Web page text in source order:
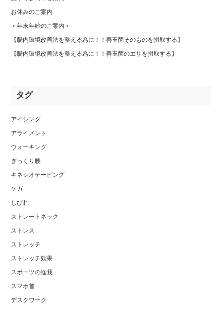
お休みのご案内
＜年末年始のご案内＞
【腸内環境改善法を整える為に！！善玉菌そのものを摂取する】
【腸内環境改善法を整える為に！！善玉菌のエサを摂取する】
タグ
アイシング
アライメント
ウォーキング
ぎっくり腰
キネシオテーピング
ケガ
しびれ
ストレートネック
ストレス
ストレッチ
ストレッチ効果
スポーツの怪我
スマホ首
デスクワーク